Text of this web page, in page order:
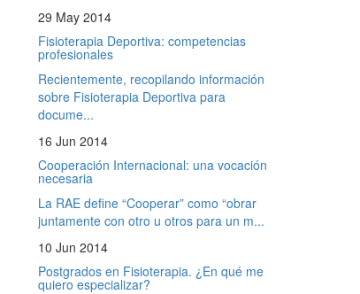
29 May 2014
Fisioterapia Deportiva: competencias
profesionales
Recientemente, recopilando información
sobre Fisioterapia Deportiva para
docume...
16 Jun 2014
Cooperación Internacional: una vocación
necesaria
La RAE define “Cooperar” como “obrar
juntamente con otro u otros para un m...
10 Jun 2014
Postgrados en Fisioterapia. ¿En qué me
quiero especializar?